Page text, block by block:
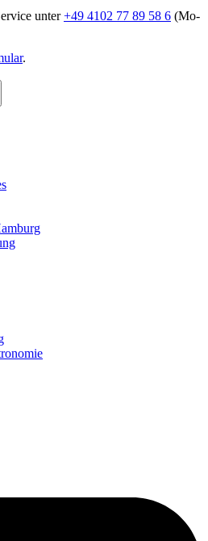
unter+49 4102 77 89 58 6 (Mo-
.